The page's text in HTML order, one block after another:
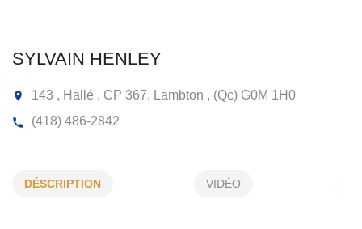
SYLVAIN HENLEY
DÉSCRIPTION VIDÉO